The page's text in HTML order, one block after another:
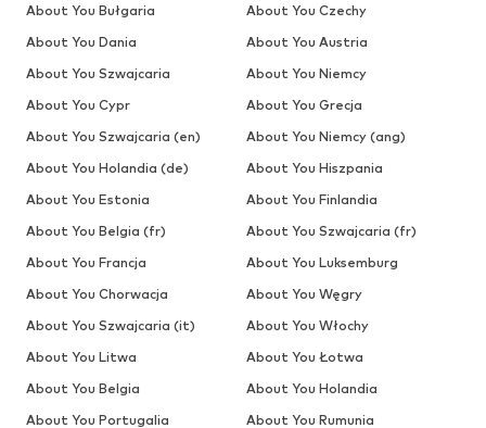
About You Bułgaria
About You Czechy
About You Dania
About You Austria
About You Szwajcaria
About You Niemcy
About You Cypr
About You Grecja
About You Szwajcaria (en)
About You Niemcy (ang)
About You Holandia (de)
About You Hiszpania
About You Estonia
About You Finlandia
About You Belgia (fr)
About You Szwajcaria (fr)
About You Francja
About You Luksemburg
About You Chorwacja
About You Węgry
About You Szwajcaria (it)
About You Włochy
About You Litwa
About You Łotwa
About You Belgia
About You Holandia
About You Portugalia
About You Rumunia